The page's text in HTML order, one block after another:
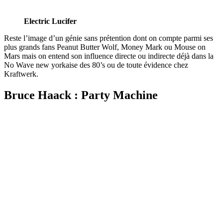
Electric Lucifer
Reste l’image d’un génie sans prétention dont on compte parmi ses
plus grands fans Peanut Butter Wolf, Money Mark ou Mouse on
Mars mais on entend son influence directe ou indirecte déjà dans la
No Wave new yorkaise des 80’s ou de toute évidence chez
Kraftwerk.
Bruce Haack : Party Machine